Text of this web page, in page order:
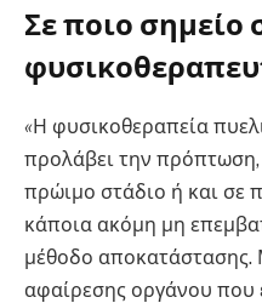
Σε ποιο σημείο
«Η φυσικοθεραπεία
προλάβει την πρόπτωση,
πρώιμο στάδιο ή και σε
κάποια ακόμη μη
μέθοδο
αφαίρεσης οργάνου που